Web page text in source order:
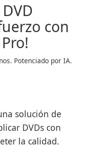
con
Potenciado por IA.
solución de
DVDs con
la calidad.